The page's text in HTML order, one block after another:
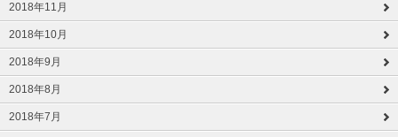
2018年11月
2018年10月
2018年9月
2018年8月
2018年7月